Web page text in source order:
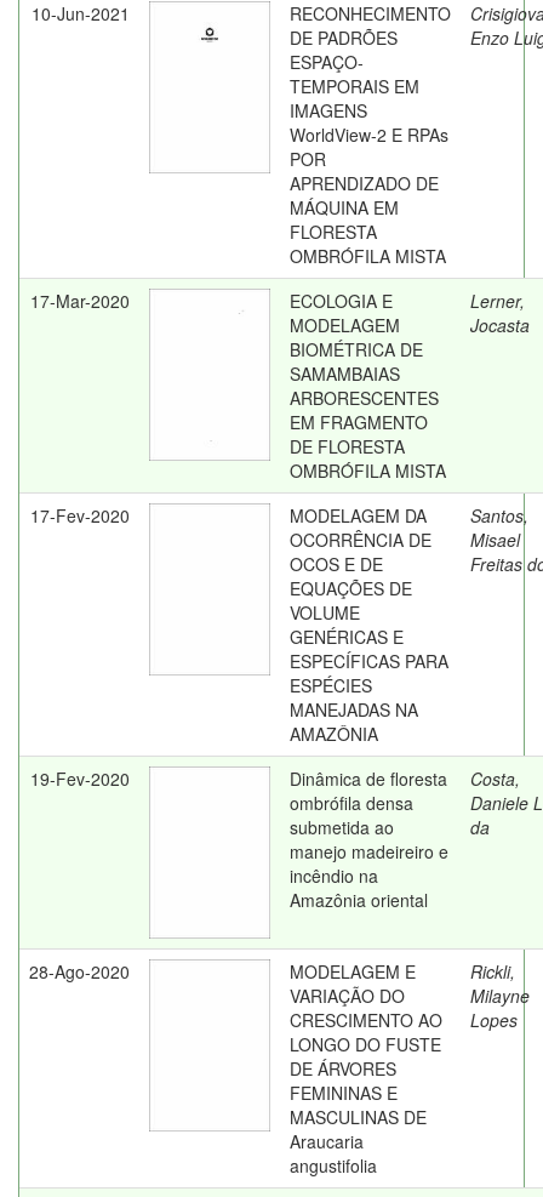
10-Jun-2021
RECONHECIMENTO
DE PADRÕES
ESPAÇO-
TEMPORAIS EM
IMAGENS
WorldView-2 E RPAs
POR
APRENDIZADO DE
MÁQUINA EM
FLORESTA
OMBRÓFILA MISTA
Enzo
17-Mar-2020
ECOLOGIA E
MODELAGEM
BIOMÉTRICA DE
SAMAMBAIAS
ARBORESCENTES
EM FRAGMENTO
DE FLORESTA
OMBRÓFILA MISTA
Lerner,
Jocasta
17-Fev-2020
MODELAGEM DA
OCORRÊNCIA DE
OCOS E DE
EQUAÇÕES DE
VOLUME
GENÉRICAS E
ESPECÍFICAS PARA
ESPÉCIES
MANEJADAS NA
AMAZÔNIA
Santos,
Misael
Freitas
19-Fev-2020
Dinâmica de floresta
ombrófila densa
submetida ao
manejo madeireiro e
incêndio na
Amazônia oriental
Costa,
Daniele
da
28-Ago-2020
MODELAGEM E
VARIAÇÃO DO
CRESCIMENTO AO
LONGO DO FUSTE
DE ÁRVORES
FEMININAS E
MASCULINAS DE
Araucaria
angustifolia
Rickli,
Milayne
Lopes